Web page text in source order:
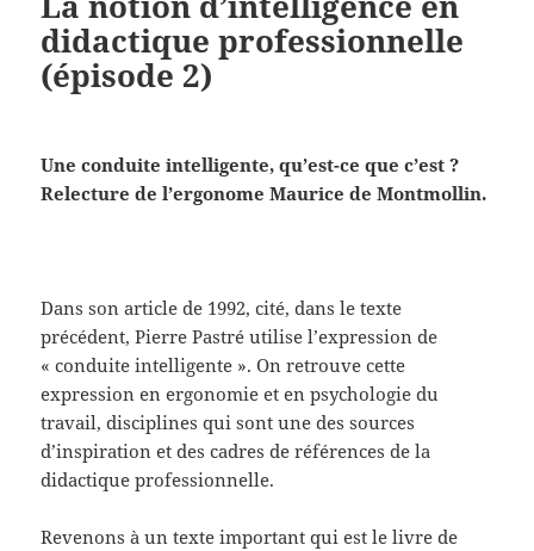
didactique professionnelle
(épisode 2)
Une conduite intelligente, qu’est-ce que c’est ?
Relecture de l’ergonome Maurice de Montmollin.
Dans son article de 1992, cité, dans le texte
précédent, Pierre Pastré utilise l’expression de
« conduite intelligente ». On retrouve cette
expression en ergonomie et en psychologie du
travail, disciplines qui sont une des sources
d’inspiration et des cadres de références de la
didactique professionnelle.
Revenons à un texte important qui est le livre de